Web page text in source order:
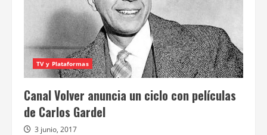
TV y Plataformas
Canal Volver anuncia un ciclo con películas
de Carlos Gardel
3 junio, 2017